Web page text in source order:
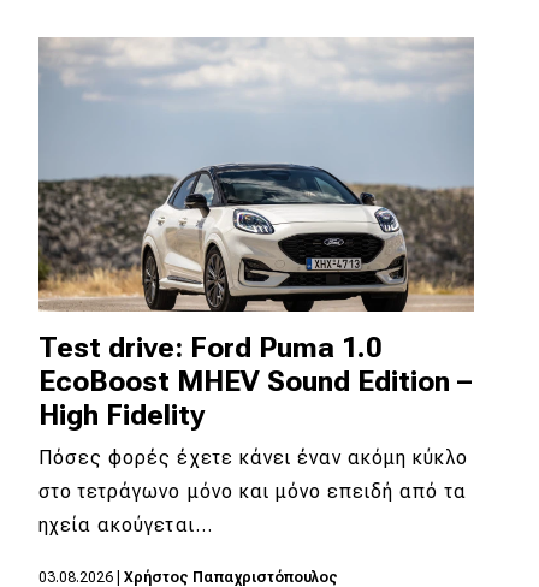
Χρηστικά
ΚΤΕΟ
Οδική βοήθεια
eDRIVE
DRIVE USED
Test drive: Ford Puma 1.0
EcoBoost MHEV Sound Edition –
High Fidelity
Πόσες φορές έχετε κάνει έναν ακόμη κύκλο
στο τετράγωνο μόνο και μόνο επειδή από τα
ηχεία ακούγεται…
03.08.2026 Χρήστος Παπαχριστόπουλος